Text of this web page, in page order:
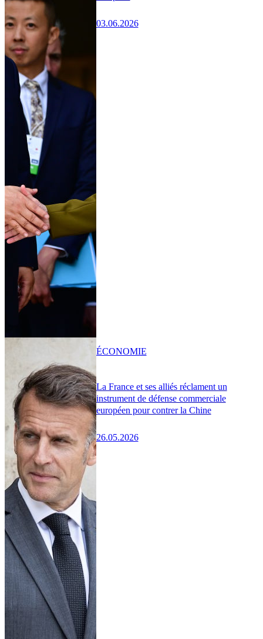
03.06.2026
La France et ses alliés réclament un
instrument de défense commerciale
européen pour contrer la Chine
26.05.2026
ÉCONOMIE